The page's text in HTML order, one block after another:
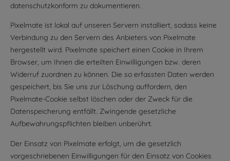
datenschutzkonform zu dokumentieren.
Pixelmate ist lokal auf unseren Servern installiert, sodass keine
Verbindung zu den Servern des Anbieters von Pixelmate
hergestellt wird. Pixelmate speichert einen Cookie in Ihrem
Browser, um Ihnen die erteilten Einwilligungen bzw. deren
Widerruf zuordnen zu können. Die so erfassten Daten werden
gespeichert, bis Sie uns zur Löschung auffordern, den
Pixelmate-Cookie selbst löschen oder der Zweck für die
Datenspeicherung entfällt. Zwingende gesetzliche
Aufbewahrungspflichten bleiben unberührt.
Der Einsatz von Pixelmate erfolgt, um die gesetzlich
vorgeschriebenen Einwilligungen für den Einsatz von Cookies